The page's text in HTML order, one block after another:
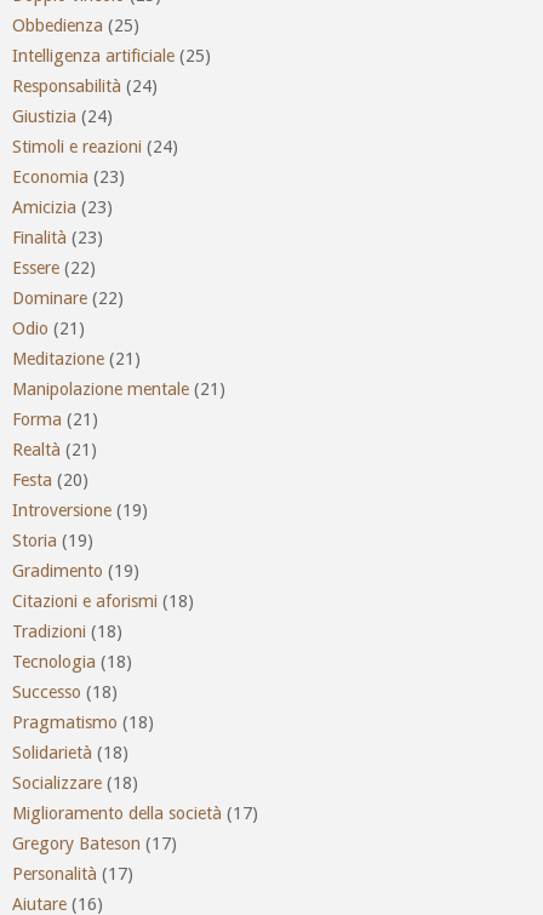
Obbedienza (25)
Intelligenza artificiale (25)
Responsabilità (24)
Giustizia (24)
Stimoli e reazioni (24)
Economia (23)
Amicizia (23)
Finalità (23)
Essere (22)
Dominare (22)
Odio (21)
Meditazione (21)
Manipolazione mentale (21)
Forma (21)
Realtà (21)
Festa (20)
Introversione (19)
Storia (19)
Gradimento (19)
Citazioni e aforismi (18)
Tradizioni (18)
Tecnologia (18)
Successo (18)
Pragmatismo (18)
Solidarietà (18)
Socializzare (18)
Miglioramento della società (17)
Gregory Bateson (17)
Personalità (17)
Aiutare (16)